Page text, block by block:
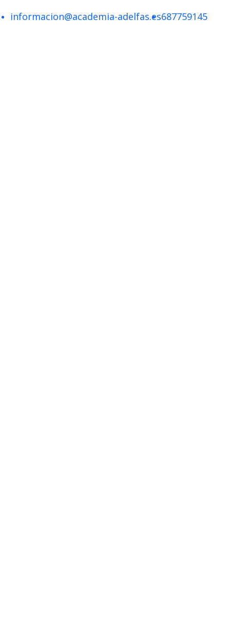
informacion@academia-adelfas.es687759145